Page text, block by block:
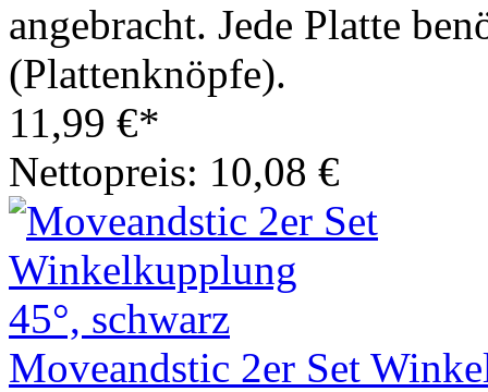
angebracht. Jede Platte
(Plattenknöpfe).
11,99 €*
Nettopreis: 10,08 €
Moveandstic 2er Set